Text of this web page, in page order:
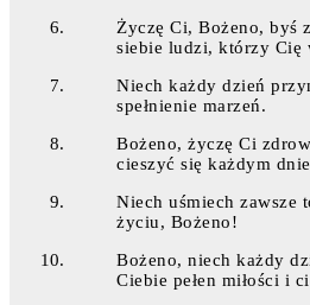
Życzę Ci, Bożeno, byś
siebie ludzi, którzy Cię
Niech każdy dzień
spełnienie marzeń.
Bożeno, życzę Ci
cieszyć się każdym
Niech uśmiech zawsze
życiu, Bożeno!
Bożeno, niech każdy
Ciebie pełen miłości i